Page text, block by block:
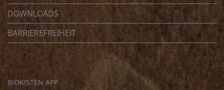
DOWNLOADS
BARRIEREFREIHEIT
BIOKISTEN APP